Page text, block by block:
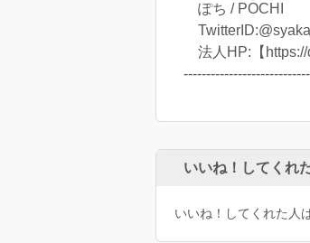
ぽち / POCHI
法人HP:【https://
いいね！してくれ
いいね！してくれた人